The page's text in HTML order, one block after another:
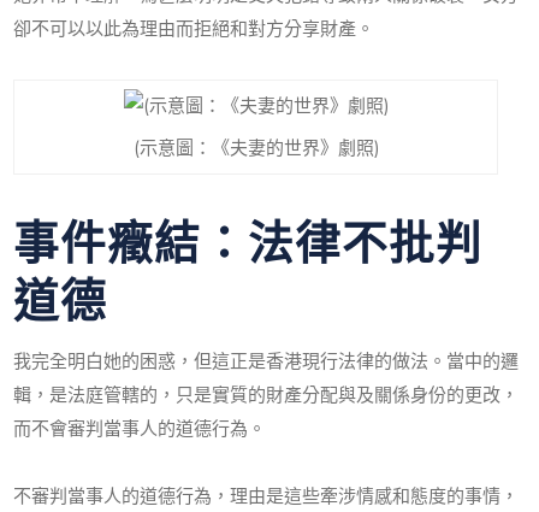
卻不可以以此為理由而拒絕和對方分享財產。
(示意圖：《夫妻的世界》劇照)
事件癥結：法律不批判
道德
我完全明白她的困惑，但這正是香港現行法律的做法。當中的邏
輯，是法庭管轄的，只是實質的財產分配與及關係身份的更改，
而不會審判當事人的道德行為。
不審判當事人的道德行為，理由是這些牽涉情感和態度的事情，